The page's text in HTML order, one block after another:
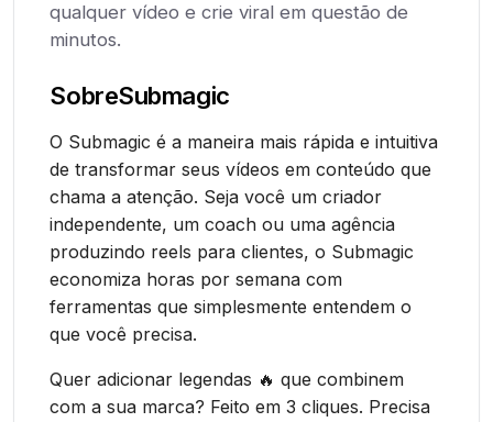
qualquer vídeo e crie viral em questão de
minutos.
SobreSubmagic
O Submagic é a maneira mais rápida e intuitiva
de transformar seus vídeos em conteúdo que
chama a atenção. Seja você um criador
independente, um coach ou uma agência
produzindo reels para clientes, o Submagic
economiza horas por semana com
ferramentas que simplesmente entendem o
que você precisa.
Quer adicionar legendas 🔥 que combinem
com a sua marca? Feito em 3 cliques. Precisa